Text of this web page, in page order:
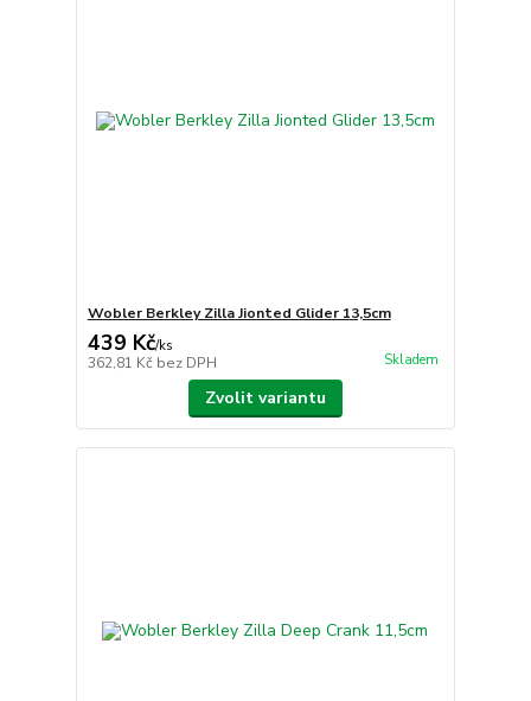
Wobler Berkley Zilla Jionted Glider 13,5cm
439 Kč/ks
362,81 Kč bez DPH Skladem
Zvolit variantu